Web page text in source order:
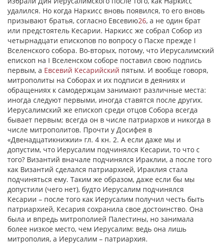
удалился. Но когда Наркисс вновь появился, то его вновь
призывают братья, согласно Евсевию26, а не один брат
или предстоятель Кесарии. Наркисс же собрал Собор из
четырнадцати епископов по вопросу о Пасхе прежде I
Вселенского собора. Во-вторых, потому, что Иерусалимский
епископ на I Вселенском соборе поставил свою подпись
первым, а Евсевий Кесарийский пятым. И вообще говоря,
митрополиты на Соборах и их подписи в деяниях и
обращениях к самодержцам занимают различные места:
иногда следуют первыми, иногда ставятся после других.
Иерусалимский же епископ среди отцов Собора всегда
бывает первым; всегда он в числе патриархов и никогда в
числе митрополитов. Прочти у Досифея в
«Двенадцатикнижии» гл. 4 кн. 2. А если даже мы и
допустим, что Иерусалим подчинялся Кесарии, то что с
того? Византий вначале подчинялся Ираклии, a после того
как Византий сделался патриархией, Ираклия стала
подчиняться ему. Таким же образом, даже если бы мы
допустили (чего нет), будто Иерусалим подчинялся
Кесарии – после того как Иерусалим получил честь быть
патриархией, Кесария сохранила свое достоинство. Она
была и впредь митрополией Палестины, но занимала
более низкое место, чем Иерусалим: ведь она лишь
митрополия, а Иерусалим – патриархия.